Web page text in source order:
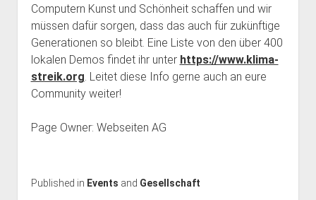
Computern Kunst und Schönheit schaffen und wir
müssen dafür sorgen, dass das auch für zukünftige
Generationen so bleibt. Eine Liste von den über 400
lokalen Demos findet ihr unter https://www.klima-
streik.org. Leitet diese Info gerne auch an eure
Community weiter!
Page Owner: Webseiten AG
Published in Events and Gesellschaft